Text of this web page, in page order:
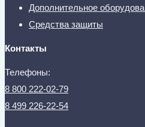
Дополнительное
Средства защиты
Контакты
Телефоны:
8 800 222-02-79
8 499 226-22-54